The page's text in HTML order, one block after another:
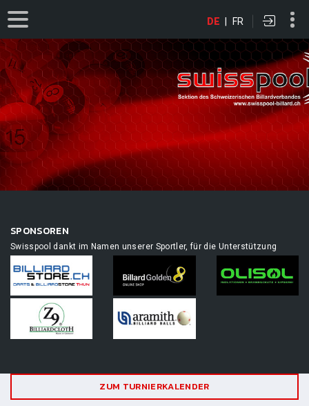
DE | FR
SPONSOREN
Swisspool dankt im Namen unserer Sportler, für die Unterstützung
ZUM TURNIERKALENDER